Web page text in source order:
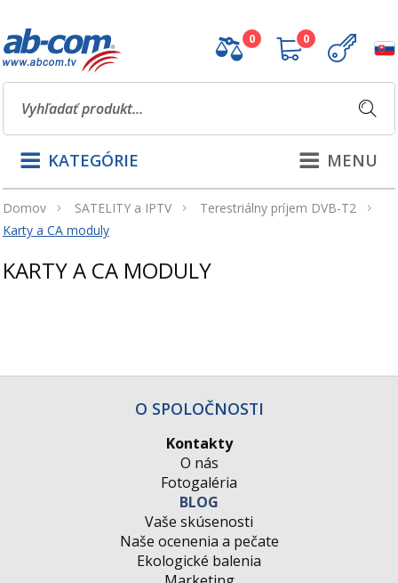
0 0
MENU
KATEGÓRIE
Domov SATELITY a IPTV
Terestriálny príjem DVB-T2
Karty a CA moduly
KARTY A CA MODULY
O SPOLOČNOSTI
Kontakty
O nás
Fotogaléria
BLOG
Vaše skúsenosti
Naše ocenenia a pečate
Ekologické balenia